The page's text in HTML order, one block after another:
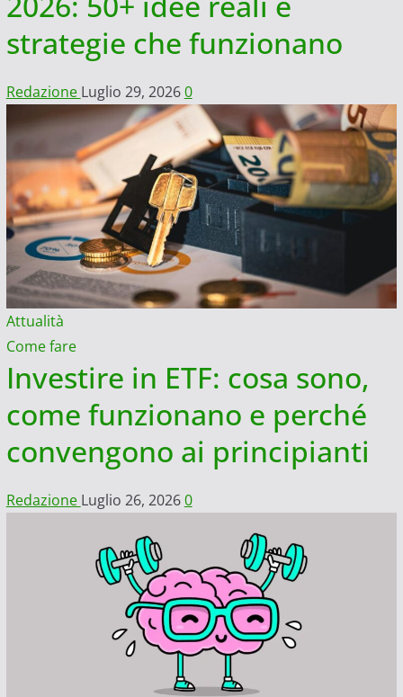
strategie che funzionano
Redazione Luglio 29, 20260
Attualità
Come fare
Investire in ETF: cosa sono,
come funzionano e perché
convengono ai principianti
Redazione Luglio 26, 20260